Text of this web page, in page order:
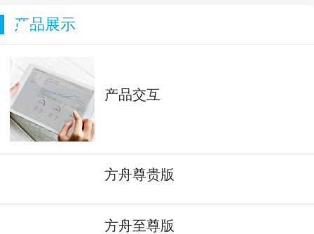
产品展示
产品交互
方舟尊贵版
方舟至尊版